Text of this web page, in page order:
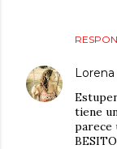
Lorena
tiene
parece